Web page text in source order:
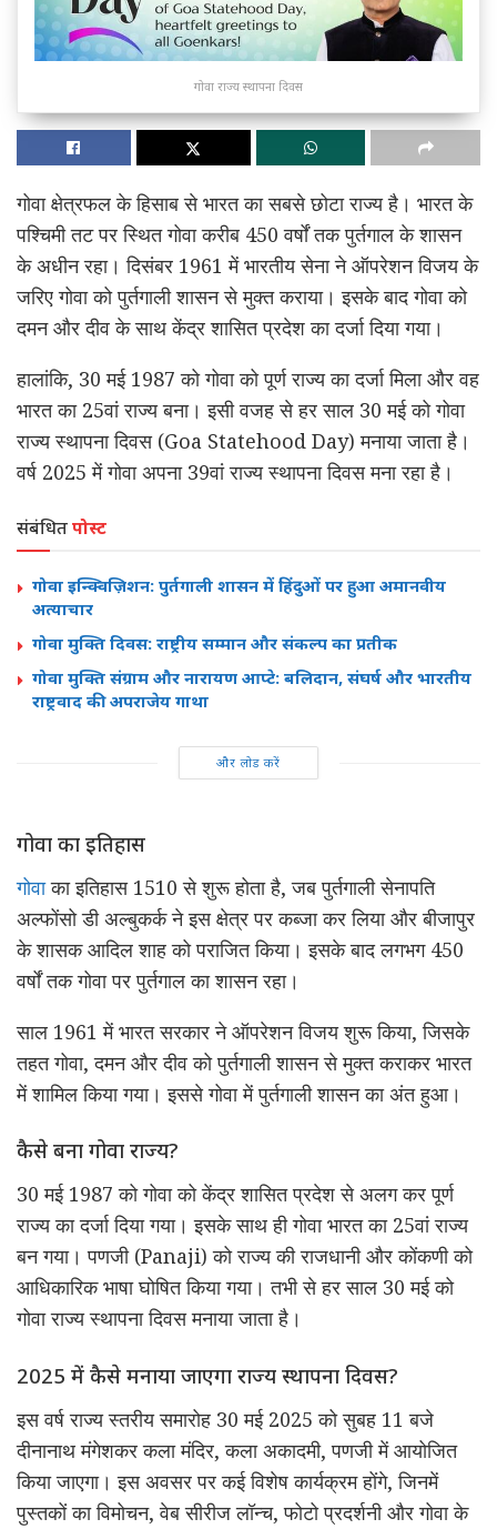
गोवा राज्य स्थापना दिवस
गोवा क्षेत्रफल के हिसाब से भारत का सबसे छोटा राज्य है। भारत के
पश्चिमी तट पर स्थित गोवा करीब 450 वर्षों तक पुर्तगाल के शासन
के अधीन रहा। दिसंबर 1961 में भारतीय सेना ने ऑपरेशन विजय के
जरिए गोवा को पुर्तगाली शासन से मुक्त कराया। इसके बाद गोवा को
दमन और दीव के साथ केंद्र शासित प्रदेश का दर्जा दिया गया।
हालांकि, 30 मई 1987 को गोवा को पूर्ण राज्य का दर्जा मिला और वह
भारत का 25वां राज्य बना। इसी वजह से हर साल 30 मई को गोवा
राज्य स्थापना दिवस (Goa Statehood Day) मनाया जाता है।
वर्ष 2025 में गोवा अपना 39वां राज्य स्थापना दिवस मना रहा है।
संबंधितपोस्ट
गोवा इन्क्विज़िशन: पुर्तगाली शासन में हिंदुओं पर हुआ अमानवीय
अत्याचार
गोवा मुक्ति दिवस: राष्ट्रीय सम्मान और संकल्प का प्रतीक
गोवा मुक्ति संग्राम और नारायण आप्टे: बलिदान, संघर्ष और भारतीय
राष्ट्रवाद की अपराजेय गाथा
और लोड करें
गोवा का इतिहास
गोवाका इतिहास 1510 से शुरू होता है, जब पुर्तगाली सेनापति
अल्फोंसो डी अल्बुकर्क ने इस क्षेत्र पर कब्जा कर लिया और बीजापुर
के शासक आदिल शाह को पराजित किया। इसके बाद लगभग 450
वर्षों तक गोवा पर पुर्तगाल का शासन रहा।
साल 1961 में भारत सरकार ने ऑपरेशन विजय शुरू किया, जिसके
तहत गोवा, दमन और दीव को पुर्तगाली शासन से मुक्त कराकर भारत
में शामिल किया गया। इससे गोवा में पुर्तगाली शासन का अंत हुआ।
कैसे बना गोवा राज्य?
30 मई 1987 को गोवा को केंद्र शासित प्रदेश से अलग कर पूर्ण
राज्य का दर्जा दिया गया। इसके साथ ही गोवा भारत का 25वां राज्य
बन गया। पणजी (Panaji) को राज्य की राजधानी और कोंकणी को
आधिकारिक भाषा घोषित किया गया। तभी से हर साल 30 मई को
गोवा राज्य स्थापना दिवस मनाया जाता है।
2025 में कैसे मनाया जाएगा राज्य स्थापना दिवस?
इस वर्ष राज्य स्तरीय समारोह 30 मई 2025 को सुबह 11 बजे
दीनानाथ मंगेशकर कला मंदिर, कला अकादमी, पणजी में आयोजित
किया जाएगा। इस अवसर पर कई विशेष कार्यक्रम होंगे, जिनमें
पुस्तकों का विमोचन, वेब सीरीज लॉन्च, फोटो प्रदर्शनी और गोवा के